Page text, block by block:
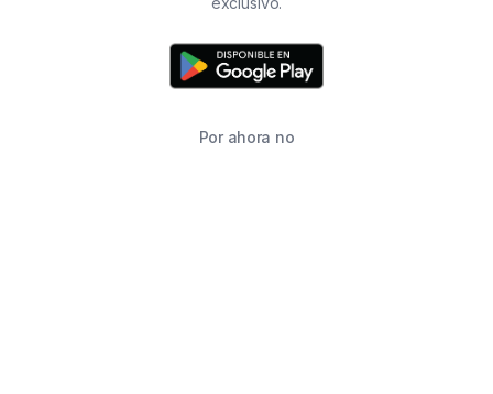
Por ahora no